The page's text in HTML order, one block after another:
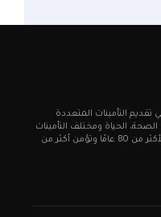
تقديم التأمينات المتعددة
الحياة ومختلف التأمينات
التجارية، وتخدم دول مجلس التعاون الخليجي لأكثر من 80 عامًا وتؤمن أكثر من